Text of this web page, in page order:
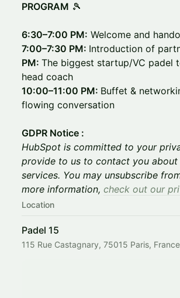
PROGRAM 🎾
6:30–7:00 PM: Welcome and
7:00–7:30 PM: Introduction of
PM: The biggest startup/VC padel
head coach
10:00–11:00 PM: Buffet &
flowing conversation
GDPR Notice :
HubSpot is committed to your
provide to us to contact you
services. You may unsubscribe
more information, check out our
Location
Padel 15
115 Rue Castagnary, 75015 Paris, France